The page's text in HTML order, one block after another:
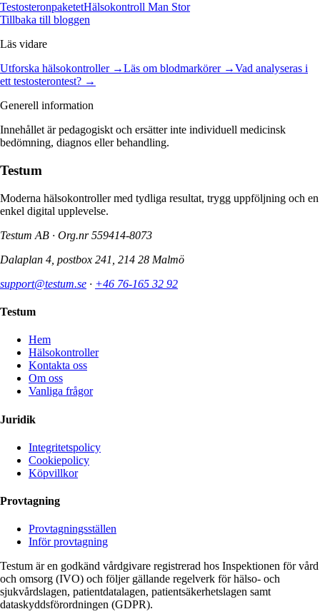
TestosteronpaketetHälsokontroll Man Stor
Tillbaka till bloggen
Läs vidare
Utforska hälsokontroller →Läs om blodmarkörer →Vad analyseras i
ett testosterontest? →
Generell information
Innehållet är pedagogiskt och ersätter inte individuell medicinsk
bedömning, diagnos eller behandling.
Testum
Moderna hälsokontroller med tydliga resultat, trygg uppföljning och en
enkel digital upplevelse.
Testum AB · Org.nr559414-8073
Dalaplan 4, postbox 241, 214 28 Malmö
support@testum.se · +46 76-165 32 92
Testum
Hem
Hälsokontroller
Kontakta oss
Om oss
Vanliga frågor
Juridik
Integritetspolicy
Cookiepolicy
Köpvillkor
Provtagning
Provtagningsställen
Inför provtagning
Testum är en godkänd vårdgivare registrerad hos Inspektionen för vård
och omsorg (IVO) och följer gällande regelverk för hälso- och
sjukvårdslagen, patientdatalagen, patientsäkerhetslagen samt
dataskyddsförordningen (GDPR).